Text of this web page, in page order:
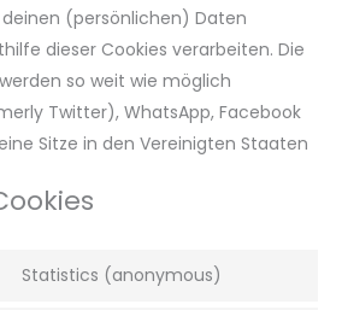
(persönlichen) Daten
dieser Cookies verarbeiten. Die
so weit wie möglich
Twitter), WhatsApp, Facebook
Sitze in den Vereinigten Staaten
Statistics (anonymous)